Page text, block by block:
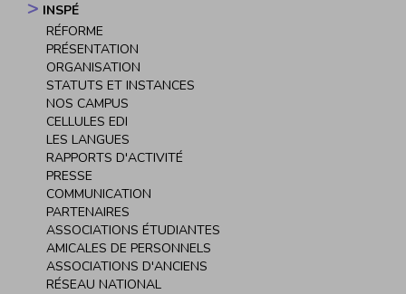
Navigation
principale
INSPÉ
RÉFORME
PRÉSENTATION
ORGANISATION
STATUTS ET INSTANCES
NOS CAMPUS
CELLULES EDI
LES LANGUES
RAPPORTS D'ACTIVITÉ
PRESSE
COMMUNICATION
PARTENAIRES
ASSOCIATIONS ÉTUDIANTES
AMICALES DE PERSONNELS
ASSOCIATIONS D'ANCIENS
RÉSEAU NATIONAL